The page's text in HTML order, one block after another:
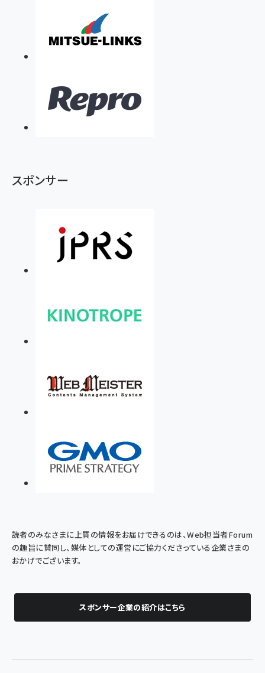
スポンサー
読者のみなさまに上質の情報をお届けできるのは、Web担当者Forum
の趣旨に賛同し、媒体としての運営にご協力くださっている企業さまの
おかげでございます。
スポンサー企業の紹介はこちら